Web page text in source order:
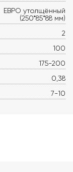
ЕВРО утолщённый
(250*85*88 мм)
2
100
175-200
0,38
7-10